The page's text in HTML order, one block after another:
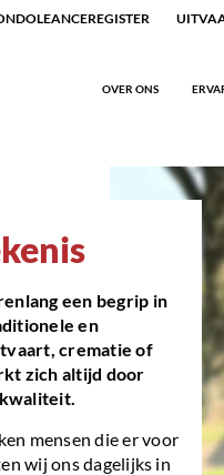
OVER ONS
een begrip in
en
crematie of
zich altijd door
mensen die er voor
wij ons dagelijks in